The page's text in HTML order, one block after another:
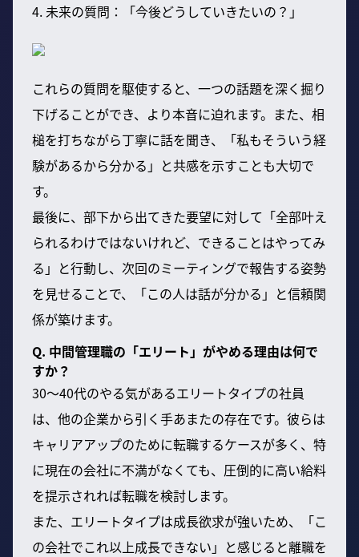
4. 未来の質問：「今後どうしていきたいの？」
これらの質問を駆使すると、一つの話題を深く掘り
下げることができ、より本音に迫れます。また、相
槌を打ちながら丁寧に話を聞き、「私もそういう経
験があるから分かる」と共感を示すことも大切で
す。
最後に、部下から出てきた要望に対して「全部叶え
られるわけではないけれど、できることはやってみ
る」と行動し、次回のミーティングで報告する姿勢
を見せることで、「この人は話が分かる」と信頼関
係が築けます。
Q. 中間管理職の「エリート」がやめる理由は何で
すか？
30〜40代のやる気があるエリートタイプの社員
は、他の企業から引く手あまたの存在です。彼らは
キャリアアップのために転職するケースが多く、特
に現在の会社に不満がなくても、圧倒的に高い給料
を提示されれば転職を検討します。
また、エリートタイプは成長欲求が強いため、「こ
の会社でこれ以上成長できない」と感じると離職を